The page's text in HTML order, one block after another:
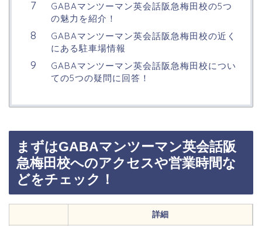
GABAマンツーマン英会話阪急梅田校の5つ
の魅力を紹介！
GABAマンツーマン英会話阪急梅田校の近く
にある駐車場情報
GABAマンツーマン英会話阪急梅田校につい
ての5つの疑問に回答！
まずはGABAマンツーマン英会話阪
急梅田校へのアクセスや営業時間な
どをチェック！
詳細